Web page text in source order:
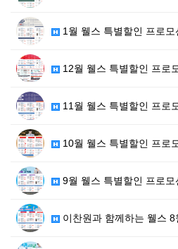
1월 웰스 특별할인 프로모
12월 웰스 특별할인 프로
11월 웰스 특별할인 프로
10월 웰스 특별할인 프로
9월 웰스 특별할인 프로모
이찬원과 함께하는 웰스 8